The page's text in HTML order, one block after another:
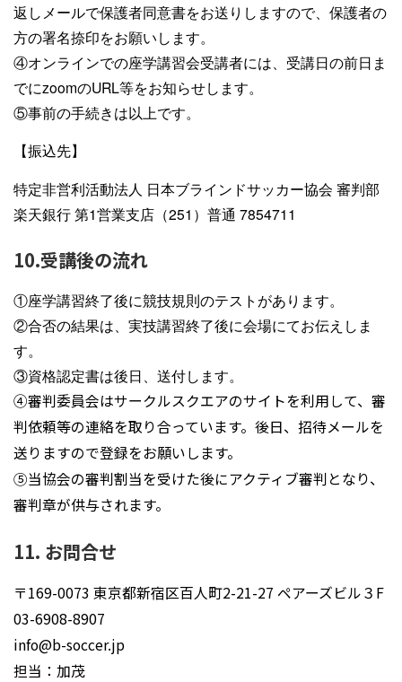
返しメールで保護者同意書をお送りしますので、保護者の
方の署名捺印をお願いします。
④オンラインでの座学講習会受講者には、受講日の前日ま
でにzoomのURL等をお知らせします。
⑤事前の手続きは以上です。
【振込先】
特定非営利活動法人 日本ブラインドサッカー協会 審判部
楽天銀行 第1営業支店（251）普通 7854711
10.受講後の流れ
①座学講習終了後に競技規則のテストがあります。
②合否の結果は、実技講習終了後に会場にてお伝えしま
す。
③資格認定書は後日、送付します。
④審判委員会はサークルスクエアのサイトを利用して、審
判依頼等の連絡を取り合っています。後日、招待メールを
送りますので登録をお願いします。
⑤当協会の審判割当を受けた後にアクティブ審判となり、
審判章が供与されます。
11. お問合せ
〒169-0073 東京都新宿区百人町2-21-27 ペアーズビル３F
03-6908-8907
info@b-soccer.jp
担当：加茂